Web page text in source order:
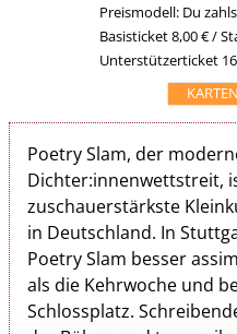
Preismodell: Du
Basisticket 8,00 € /
Unterstützerticket
Poetry Slam, der
Dichter:innenwettstreit,
zuschauerstärkste
in Deutschland. In
Poetry Slam besser
als die Kehrwoche und
Schlossplatz.